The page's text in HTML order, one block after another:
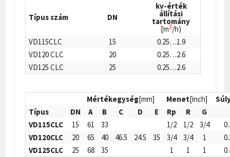
Típus szám DN
kv-érték
állítási
tartomány
[m3/h)
VD115CLC
15
0.25…1.9
VD120 CLC
20
0.25…2.6
VD125 CLC
25 0.25…2.6
Mértékegység[mm] Menet[inch]
Típus
DN A B C D E Rp R
G
VD115CLC
15 61 33 1/2 1/2 3/4
VD120CLC
20 65 40 46.5 24.5 35 3/4 3/4 1
VD125CLC
25 68 35 1 1 1